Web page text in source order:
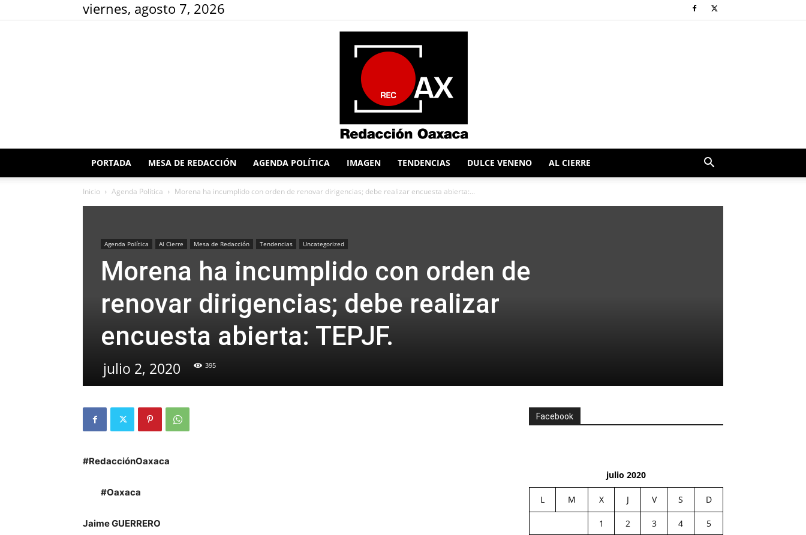
viernes, agosto 7, 2026
Oaxaca
PORTADA MESA DE REDACCIÓN AGENDA POLÍTICA IMAGEN TENDENCIAS DULCE VENENO AL CIERRE
Inicio Agenda Política Morena ha incumplido con orden de renovar dirigencias; debe realizar encuesta abierta:...
Agenda Política Al Cierre Mesa de Redacción Tendencias Uncategorized
Morena ha incumplido con orden de
renovar dirigencias; debe realizar
encuesta abierta: TEPJF.
julio 2, 2020 395
#RedacciónOaxaca
#Oaxaca
Jaime GUERRERO
Facebook
julio 2020
L M X J V S D
1 2 3 4
5